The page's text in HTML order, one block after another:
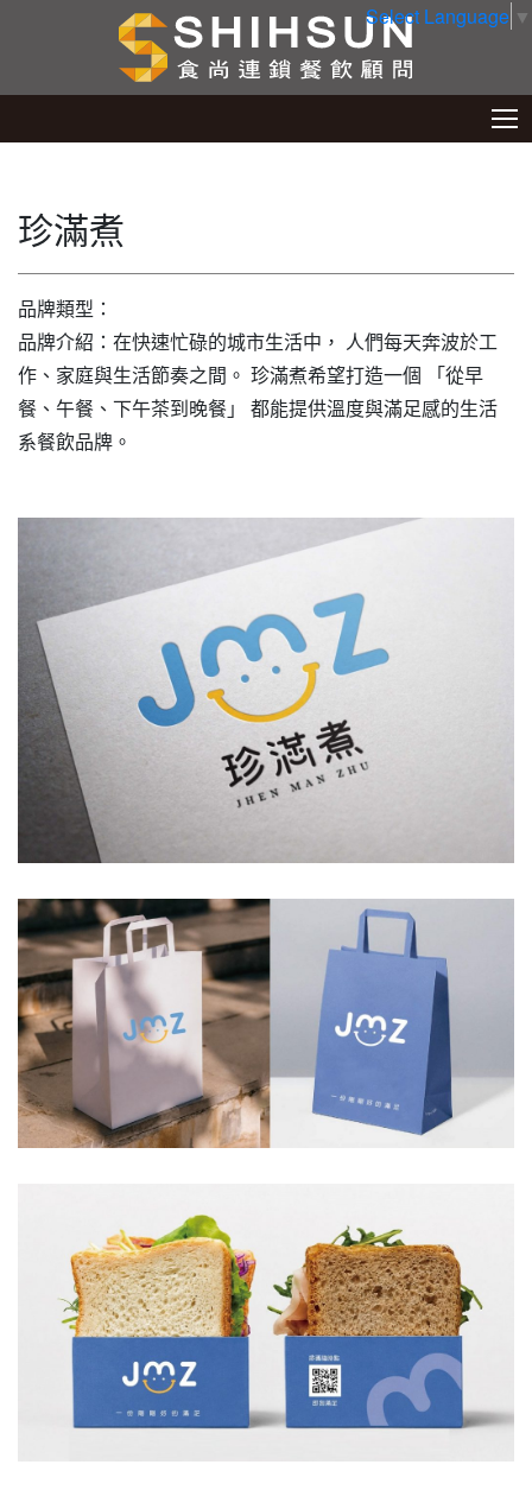
Select Language ▼
珍滿煮
品牌類型：
品牌介紹：在快速忙碌的城市生活中， 人們每天奔波於工
作、家庭與生活節奏之間。 珍滿煮希望打造一個 「從早
餐、午餐、下午茶到晚餐」 都能提供溫度與滿足感的生活
系餐飲品牌。